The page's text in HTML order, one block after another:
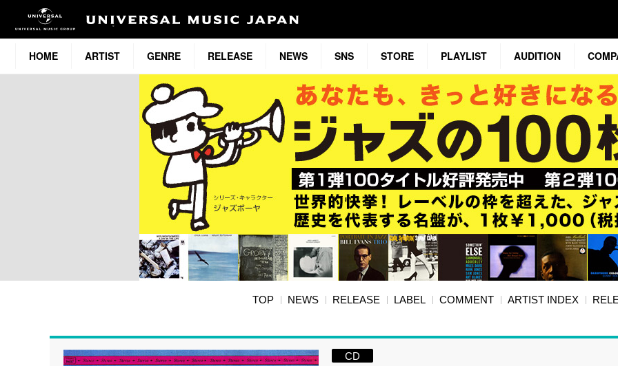
HOME ARTIST GENRE RELEASE NEWS SNS STORE PLAYLIST AUDITION
TOP NEWS RELEASE LABEL COMMENT ARTIST INDEX
CD